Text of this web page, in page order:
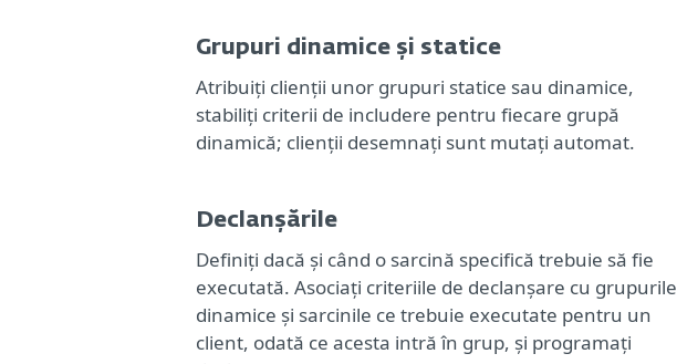
Grupuri dinamice și statice
Atribuiți clienții unor grupuri statice sau dinamice,
stabiliți criterii de includere pentru fiecare grupă
dinamică; clienții desemnați sunt mutați automat.
Declanșările
Definiți dacă și când o sarcină specifică trebuie să fie
executată. Asociați criteriile de declanșare cu grupurile
dinamice și sarcinile ce trebuie executate pentru un
client, odată ce acesta intră în grup, și programați